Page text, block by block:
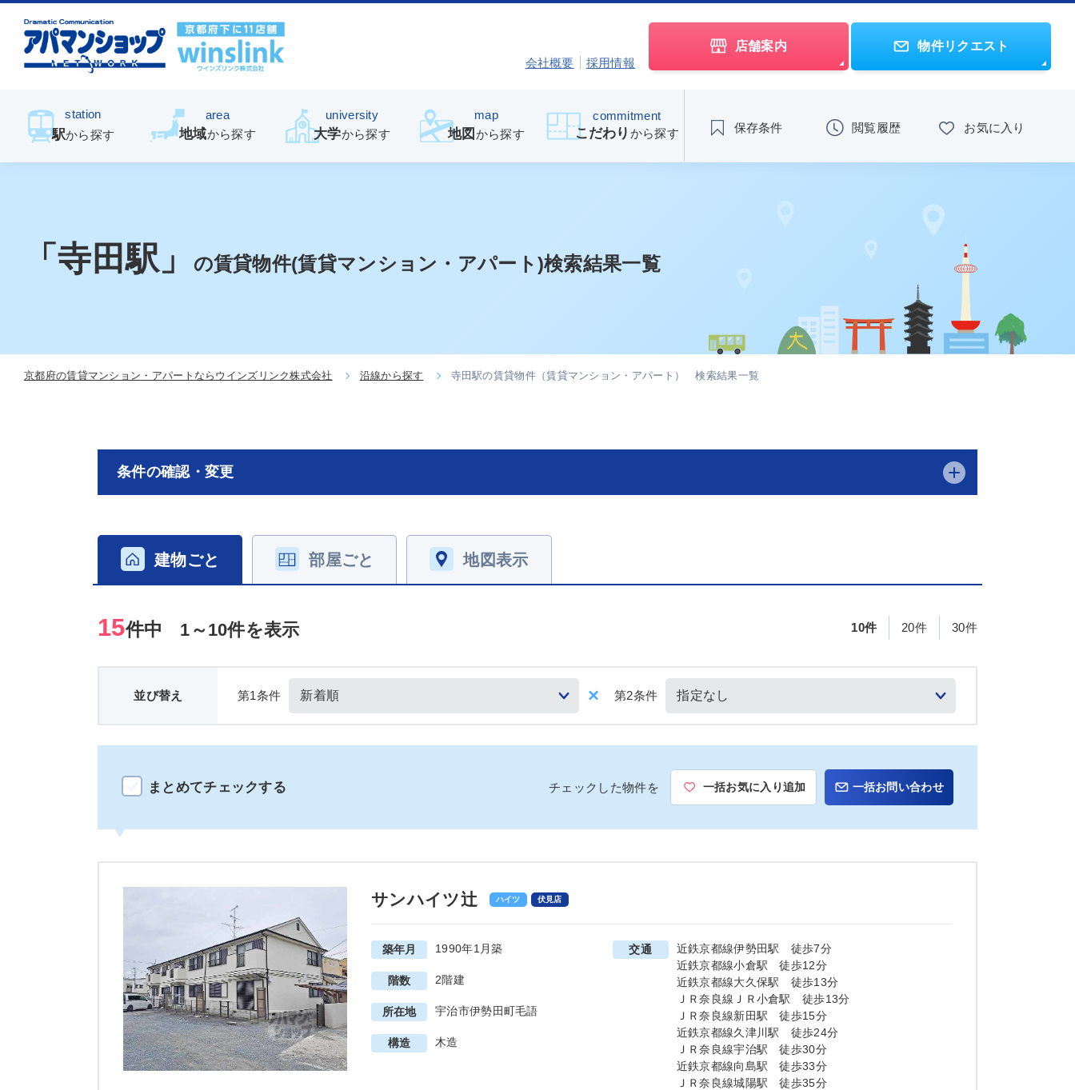
会社概要 採用情報
店舗案内 物件リクエスト
station
駅から探す
area
地域から探す
university
大学から探す
map
地図 から探す
commitment
こだわり から探す 保存条件 閲覧履歴 お気に入り
「寺田駅」 の賃貸物件(賃貸マンション・アパート)検索結果一覧
京都府の賃貸マンション・アパートならウインズリンク株式会社 沿線から探す 寺田駅の賃貸物件（賃貸マンション・アパート） 検索結果一覧
条件の確認・変更
建物ごと 部屋ごと 地図表示
並び替え 第1条件 第2条件
15件中 1～10件を表示 10件 20件 30件
まとめてチェックする チェックした物件を 一括お気に入り追加 一括お問い合わせ
ハイツ 伏見店
サンハイツ辻
築年月 1990年1月築
階数 2階建
所在地 宇治市伊勢田町毛語
構造 木造
交通
近鉄京都線伊勢田駅 徒歩7分
近鉄京都線小倉駅 徒歩12分
近鉄京都線大久保駅 徒歩13分
ＪＲ奈良線ＪＲ小倉駅 徒歩13分
ＪＲ奈良線新田駅 徒歩15分
近鉄京都線久津川駅 徒歩24分
ＪＲ奈良線宇治駅 徒歩30分
近鉄京都線向島駅 徒歩33分
ＪＲ奈良線城陽駅 徒歩35分